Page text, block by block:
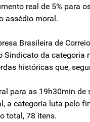
real de 5%
assédio moral.
Brasileira de
da categoria
históricas que,
para as 19h30min
a categoria luta pelo
total, 78 itens.